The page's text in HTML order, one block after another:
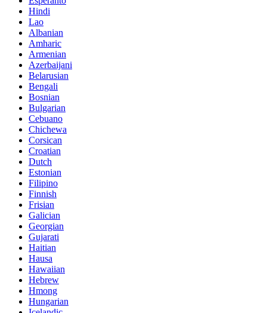
Hindi
Lao
Albanian
Amharic
Armenian
Azerbaijani
Belarusian
Bengali
Bosnian
Bulgarian
Cebuano
Chichewa
Corsican
Croatian
Dutch
Estonian
Filipino
Finnish
Frisian
Galician
Georgian
Gujarati
Haitian
Hausa
Hawaiian
Hebrew
Hmong
Hungarian